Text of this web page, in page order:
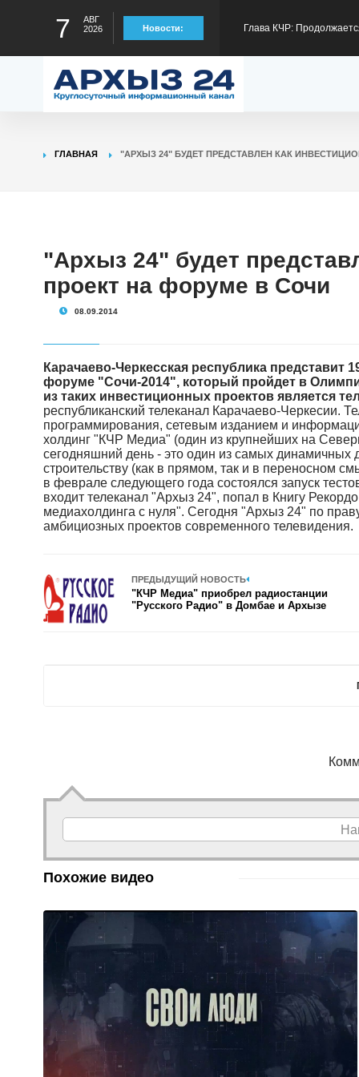
7
АВГ
2026
Новости: Глава КЧР:
ГЛАВНАЯ "АРХЫЗ 24" БУДЕТ ПРЕДСТАВЛЕН КАК
"Архыз 24" будет
проект на форуме в Сочи
08.09.2014
Карачаево-Черкесская республика
форуме "Сочи-2014", который пройдет в
из таких инвестиционных проектов является
республиканский телеканал Карачаево-Черкесии.
программирования, сетевым изданием и
холдинг "КЧР Медиа" (один из крупнейших на
сегодняшний день - это один из самых
строительству (как в прямом, так и в переносном
в феврале следующего года состоялся запуск
входит телеканал "Архыз 24", попал в Книгу
медиахолдинга с нуля". Сегодня "Архыз 24" по
амбициозных проектов современного телевидения.
ПРЕДЫДУЩИЙ НОВОСТЬ
"КЧР Медиа" приобрел радиостанции
"Русского Радио" в Домбае и Архызе
Похожие видео